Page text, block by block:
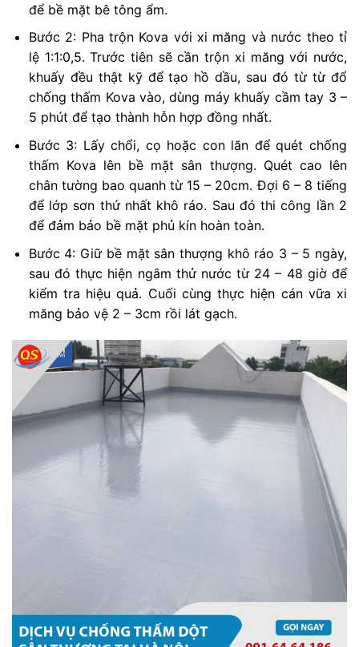
để bề mặt bê tông ẩm.
Bước 2: Pha trộn Kova với xi măng và nước theo tỉ
lệ 1:1:0,5. Trước tiên sẽ cần trộn xi măng với nước,
khuấy đều thật kỹ để tạo hồ dầu, sau đó từ từ đổ
chống thấm Kova vào, dùng máy khuấy cầm tay 3 –
5 phút để tạo thành hỗn hợp đồng nhất.
Bước 3: Lấy chổi, cọ hoặc con lăn để quét chống
thấm Kova lên bề mặt sân thượng. Quét cao lên
chân tường bao quanh từ 15 – 20cm. Đợi 6 – 8 tiếng
để lớp sơn thứ nhất khô ráo. Sau đó thi công lần 2
để đảm bảo bề mặt phủ kín hoàn toàn.
Bước 4: Giữ bề mặt sân thượng khô ráo 3 – 5 ngày,
sau đó thực hiện ngâm thử nước từ 24 – 48 giờ để
kiểm tra hiệu quả. Cuối cùng thực hiện cán vữa xi
măng bảo vệ 2 – 3cm rồi lát gạch.